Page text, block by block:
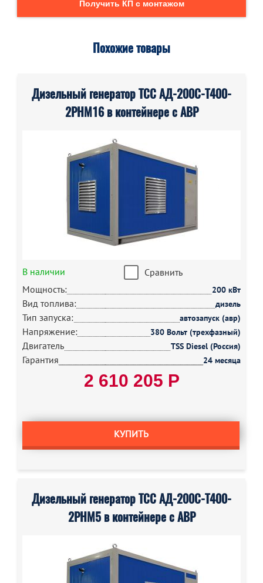
Получить КП с монтажом
Похожие товары
Дизельный генератор ТСС АД-200С-Т400-
2РНМ16 в контейнере с АВР
В наличии
Сравнить
Мощность:
200 кВт
Вид топлива: дизель
Тип запуска: автозапуск (авр)
Напряжение: 380 Вольт (трехфазный)
Двигатель TSS Diesel (Россия)
Гарантия 24 месяца
2 610 205 Р
КУПИТЬ
Дизельный генератор ТСС АД-200С-Т400-
2РНМ5 в контейнере с АВР